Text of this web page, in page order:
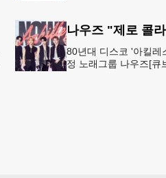
80년대 디스코 '아킬
정 노래그룹 나우즈[큐